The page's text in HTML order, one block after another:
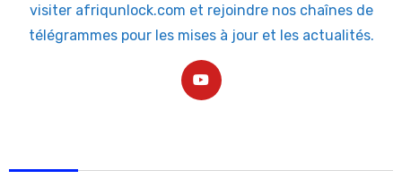
visiter afriqunlock.com et rejoindre nos chaînes de
télégrammes pour les mises à jour et les actualités.